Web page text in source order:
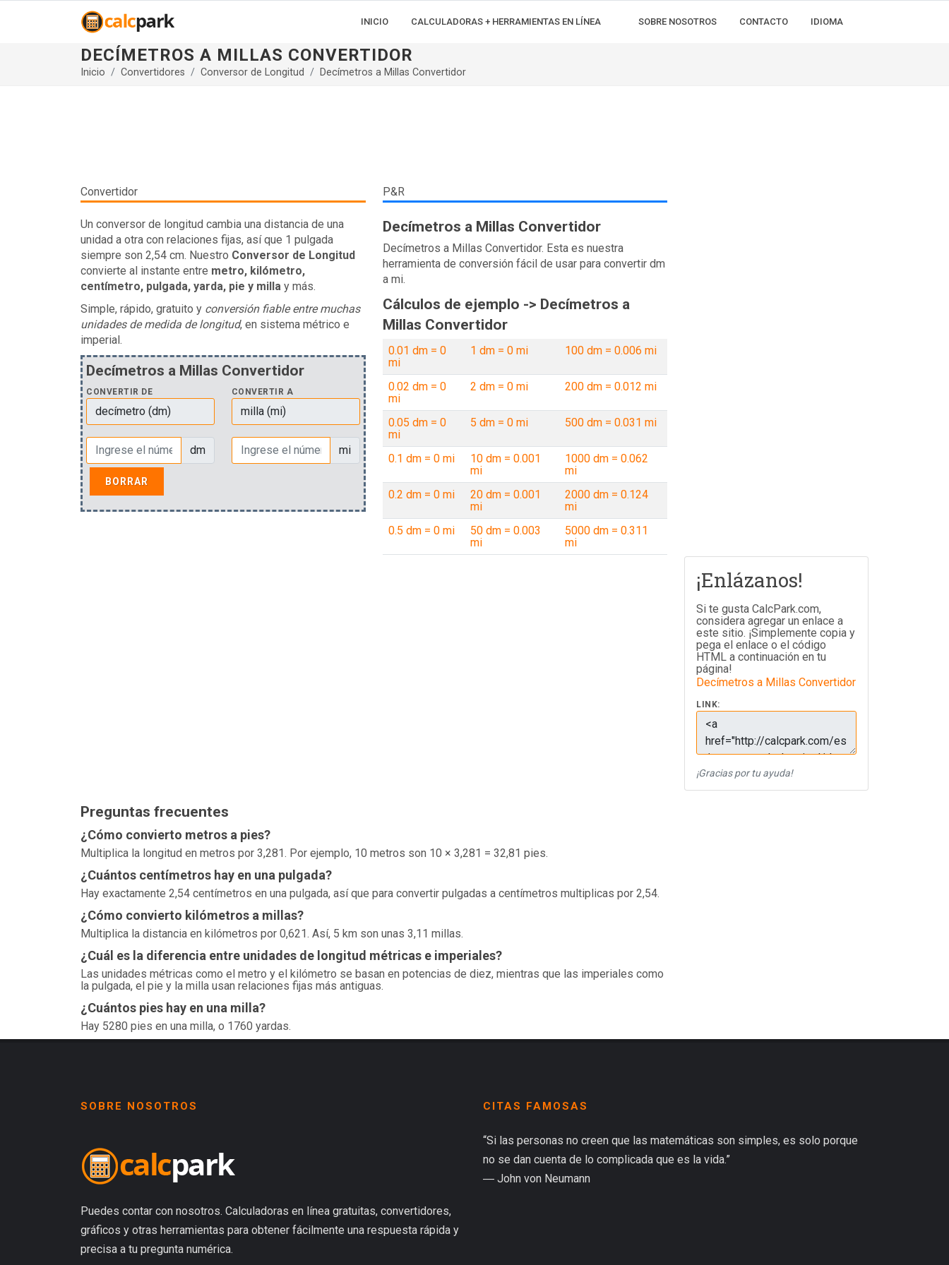
INICIO CALCULADORAS + HERRAMIENTAS EN LÍNEA SOBRE NOSOTROS CONTACTO IDIOMA
DECÍMETROS A MILLAS CONVERTIDOR
Inicio Convertidores Conversor de Longitud Decímetros a Millas Convertidor
Convertidor
Un conversor de longitud cambia una distancia de una
unidad a otra con relaciones fijas, así que 1 pulgada
siempre son 2,54 cm. Nuestro Conversor de Longitud
convierte al instante entre metro, kilómetro,
centímetro, pulgada, yarda, pie y milla y más.
Simple, rápido, gratuito y conversión fiable entre muchas
unidades de medida de longitud, en sistema métrico e
imperial.
Decímetros a Millas Convertidor
CONVERTIR DE CONVERTIR A
dm mi
P&R
Decímetros a Millas Convertidor
Decímetros a Millas Convertidor. Esta es nuestra
herramienta de conversión fácil de usar para convertir dm
a mi.
Cálculos de ejemplo -> Decímetros a
Millas Convertidor
0.01 dm = 0
mi
1 dm = 0 mi 100 dm = 0.006 mi
0.02 dm = 0
mi
2 dm = 0 mi 200 dm = 0.012 mi
0.05 dm = 0
mi
5 dm = 0 mi 500 dm = 0.031 mi
0.1 dm = 0 mi
10 dm = 0.001
mi
1000 dm = 0.062
mi
0.2 dm = 0 mi
20 dm = 0.001
mi
2000 dm = 0.124
mi
0.5 dm = 0 mi
50 dm = 0.003
mi
5000 dm = 0.311
mi
¡Enlázanos!
Si te gusta CalcPark.com,
considera agregar un enlace a
este sitio. ¡Simplemente copia y
pega el enlace o el código
HTML a continuación en tu
página!
Decímetros a Millas Convertidor
LINK:
¡Gracias por tu ayuda!
Preguntas frecuentes
¿Cómo convierto metros a pies?
Multiplica la longitud en metros por 3,281. Por ejemplo, 10 metros son 10 × 3,281 = 32,81 pies.
¿Cuántos centímetros hay en una pulgada?
Hay exactamente 2,54 centímetros en una pulgada, así que para convertir pulgadas a centímetros multiplicas por 2,54.
¿Cómo convierto kilómetros a millas?
Multiplica la distancia en kilómetros por 0,621. Así, 5 km son unas 3,11 millas.
¿Cuál es la diferencia entre unidades de longitud métricas e imperiales?
Las unidades métricas como el metro y el kilómetro se basan en potencias de diez, mientras que las imperiales como
la pulgada, el pie y la milla usan relaciones fijas más antiguas.
¿Cuántos pies hay en una milla?
Hay 5280 pies en una milla, o 1760 yardas.
SOBRE NOSOTROS
Puedes contar con nosotros. Calculadoras en línea gratuitas, convertidores,
gráficos y otras herramientas para obtener fácilmente una respuesta rápida y
precisa a tu pregunta numérica.
CITAS FAMOSAS
“Si las personas no creen que las matemáticas son simples, es solo porque
no se dan cuenta de lo complicada que es la vida.”
― John von Neumann